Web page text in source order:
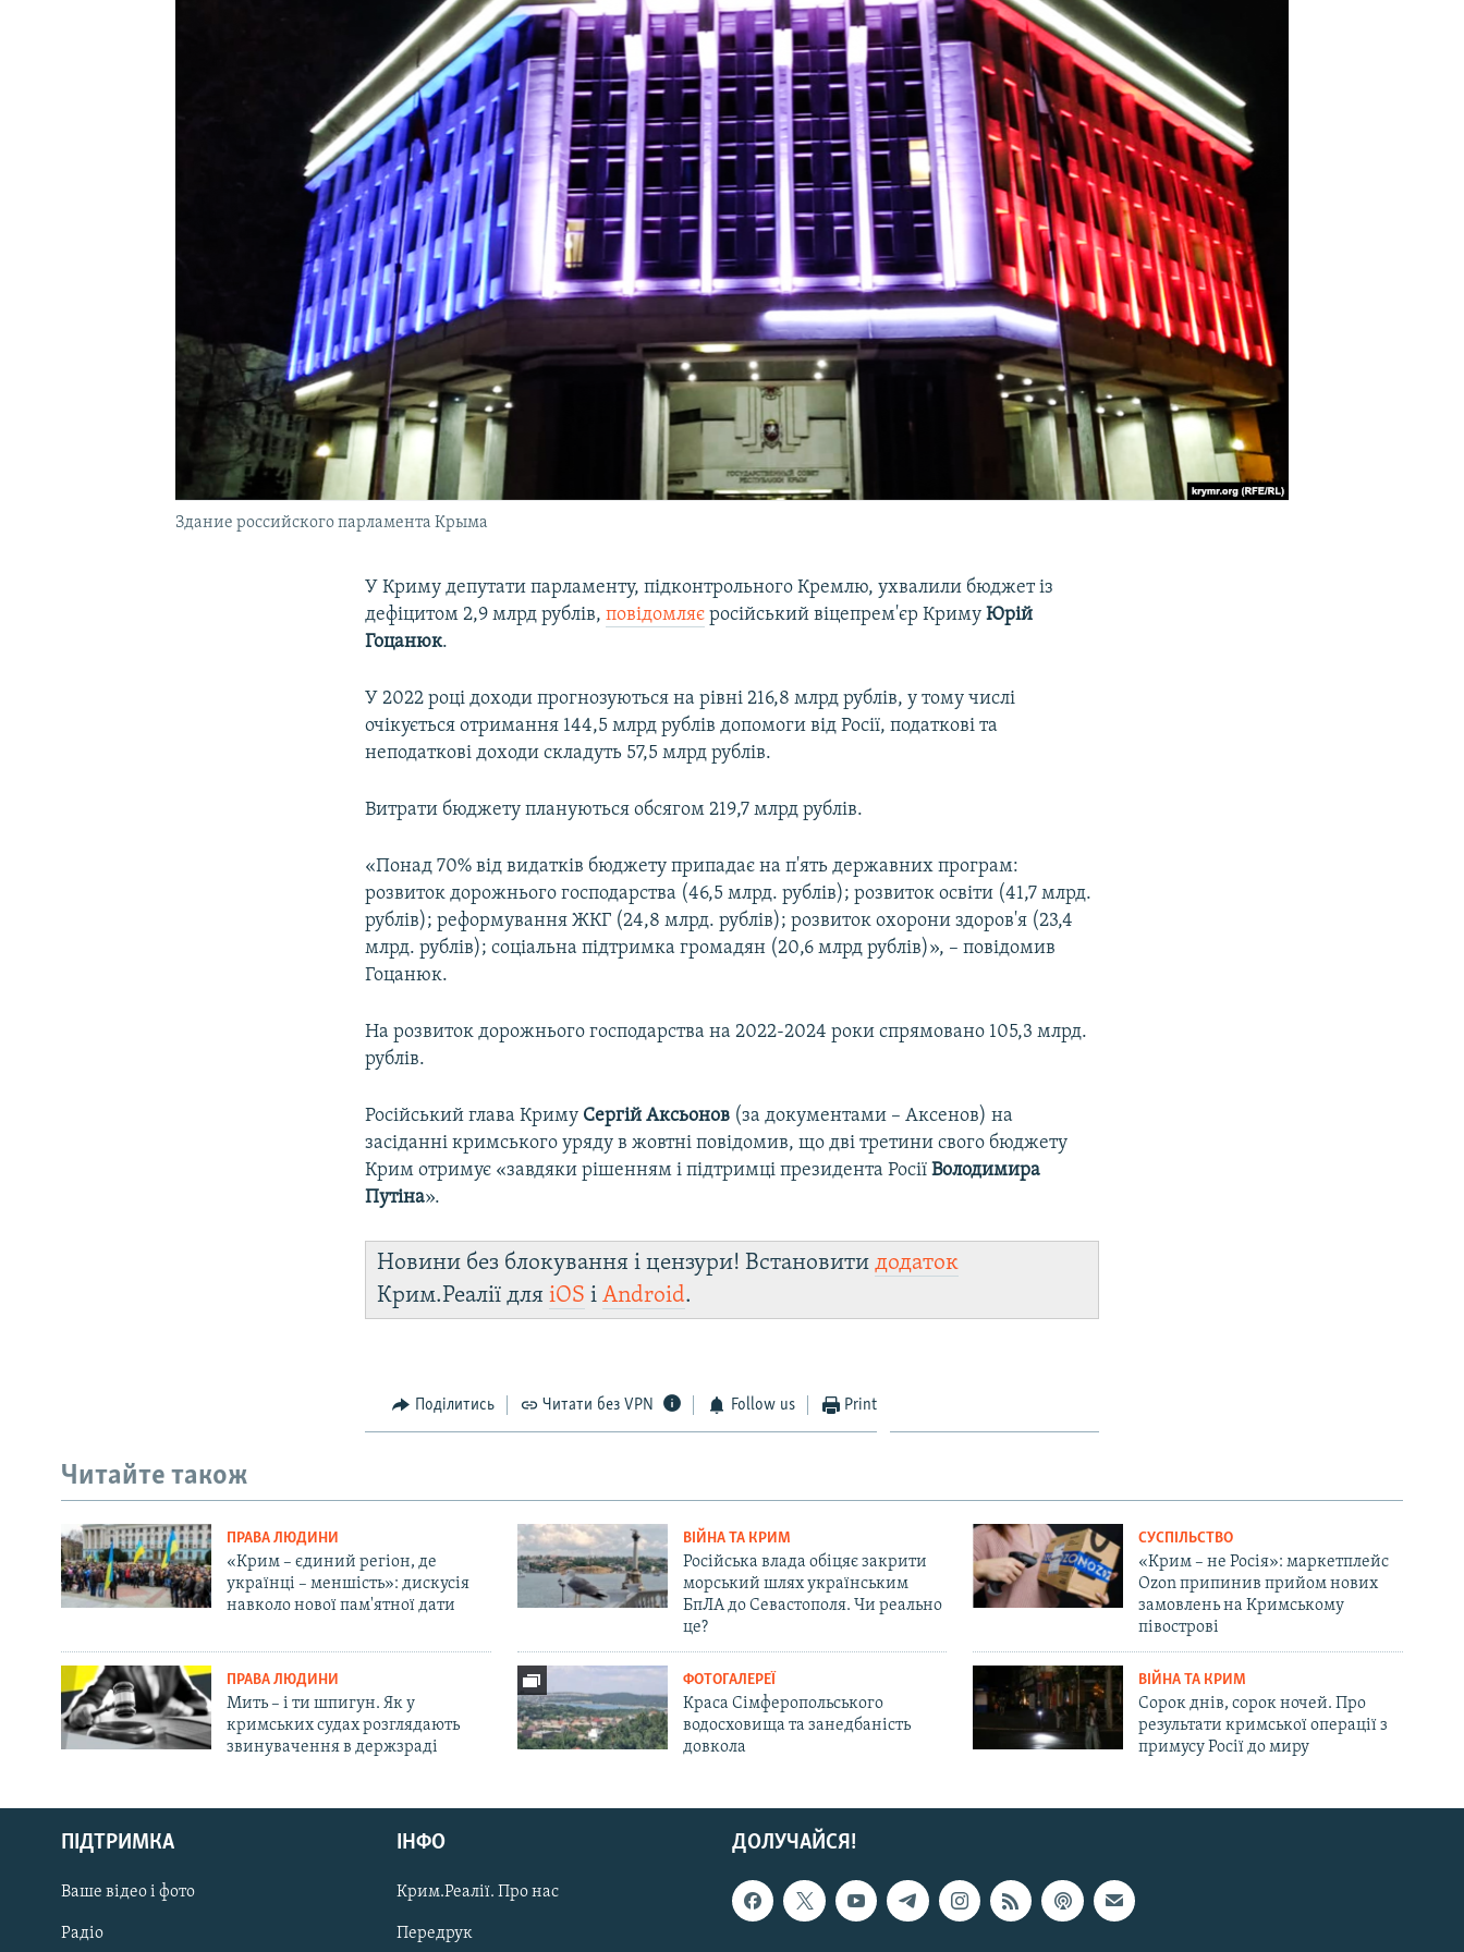
Русский
Qırımtatar
ДОЛУЧАЙСЯ!
Здание российского парламента Крыма
У Криму депутати парламенту, підконтрольного Кремлю, ухвалили бюджет із
дефіцитом 2,9 млрд рублів,повідомляє російський віцепрем'єр КримуЮрій
Гоцанюк.
У 2022 році доходи прогнозуються на рівні 216,8 млрд рублів, у тому числі
очікується отримання 144,5 млрд рублів допомоги від Росії, податкові та
неподаткові доходи складуть 57,5 млрд рублів.
Витрати бюджету плануються обсягом 219,7 млрд рублів.
«Понад 70% від видатків бюджету припадає на п'ять державних програм:
розвиток дорожнього господарства (46,5 млрд. рублів); розвиток освіти (41,7 млрд.
рублів); реформування ЖКГ (24,8 млрд. рублів); розвиток охорони здоров'я (23,4
млрд. рублів); соціальна підтримка громадян (20,6 млрд рублів)», – повідомив
Гоцанюк.
На розвиток дорожнього господарства на 2022-2024 роки спрямовано 105,3 млрд.
рублів.
Російський глава Криму Сергій Аксьонов (за документами – Аксенов) на
засіданні кримського уряду в жовтні повідомив, що дві третини свого бюджету
Крим отримує «завдяки рішенням і підтримці президента РосіїВолодимира
Путіна».
Новини без блокування і цензури! Встановитидодаток
Крим.Реалії дляiOS іAndroid.
Поділитись Читати без VPN Follow us Print
Читайте також
ПРАВА ЛЮДИНИ
«Крим – єдиний регіон, де
українці – меншість»: дискусія
навколо нової пам'ятної дати
ВІЙНА ТА КРИМ
Російська влада обіцяє закрити
морський шлях українським
БпЛА до Севастополя. Чи реально
це?
СУСПІЛЬСТВО
«Крим – не Росія»: маркетплейс
Ozon припинив прийом нових
замовлень на Кримському
півострові
ПРАВА ЛЮДИНИ
Мить – і ти шпигун. Як у
кримських судах розглядають
звинувачення в держзраді
ФОТОГАЛЕРЕЇ
Краса Сімферопольського
водосховища та занедбаність
довкола
ВІЙНА ТА КРИМ
Сорок днів, сорок ночей. Про
результати кримської операції з
примусу Росії до миру
ДОЛУЧАЙСЯ!
ПІДТРИМКА
Ваше відео і фото
Радіо
ІНФО
Крим.Реалії. Про нас
Передрук